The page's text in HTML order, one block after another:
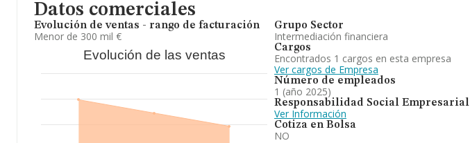
Datos comerciales
Evolución de ventas - rango de facturación
Menor de 300 mil €
Evolución de las ventas
Grupo Sector
Intermediación financiera
Cargos
Encontrados 1 cargos en esta empresa
Ver cargos de Empresa
Número de empleados
1 (año 2025)
Responsabilidad Social Empresarial
Ver Información
Cotiza en Bolsa
NO